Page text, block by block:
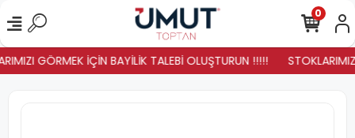
GÖRMEK İÇİN BAYİLİK TALEBİ OLUŞTURUN !!!!!
0